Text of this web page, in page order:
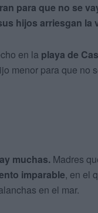
para que no se
hijos arriesgan la
en la playa de
menor para que no
muchas. Madres
imparable, en el
en el mar.